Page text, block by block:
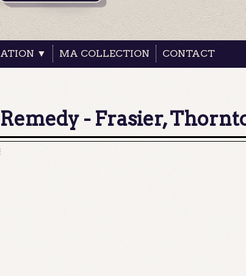
▼ MA COLLECTION CONTACT
- Frasier,